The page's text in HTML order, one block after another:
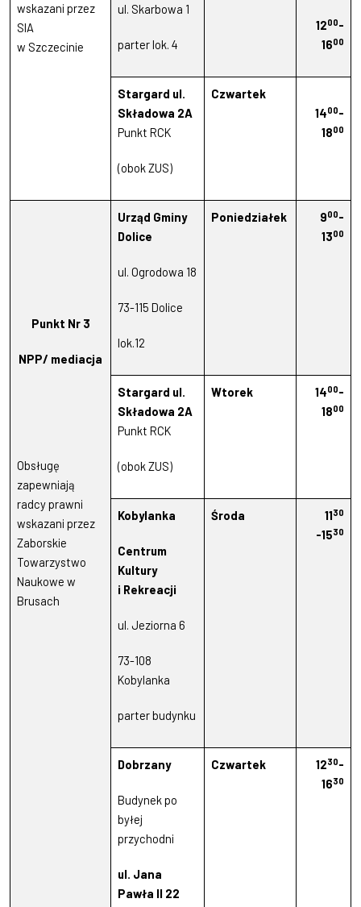
wskazani przez
SIA
w Szczecinie
ul. Skarbowa 1
parter lok. 4
1200-
1600
Stargard ul.
Składowa 2A
Punkt RCK
(obok ZUS)
Czwartek
1400-
1800
Punkt Nr 3
NPP/ mediacja
Obsługę
zapewniają
radcy prawni
wskazani przez
Zaborskie
Towarzystwo
Naukowe w
Brusach
Urząd Gminy
Dolice
ul. Ogrodowa 18
73-115 Dolice
lok.12
Poniedziałek 900-
1300
Stargard ul.
Składowa 2A
Punkt RCK
(obok ZUS)
Wtorek 1400-
1800
Kobylanka
Centrum
Kultury
i Rekreacji
ul. Jeziorna 6
73-108
Kobylanka
parter budynku
Środa 1130
-1530
Dobrzany
Budynek po
byłej
przychodni
ul. Jana
Pawła II 22
Czwartek 1230-
1630